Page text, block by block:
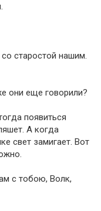
старостой нашим.
они еще говорили?
появиться
А когда
свет замигает. Вот
с тобою, Волк,